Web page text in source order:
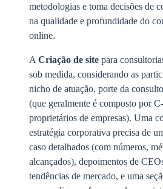
metodologias e toma decisões de
na qualidade e profundidade do
online.
A Criação de site para
sob medida, considerando as
nicho de atuação, porte da
(que geralmente é composto por
proprietários de empresas). Uma
estratégia corporativa precisa de
caso detalhados (com números,
alcançados), depoimentos de
tendências de mercado, e uma